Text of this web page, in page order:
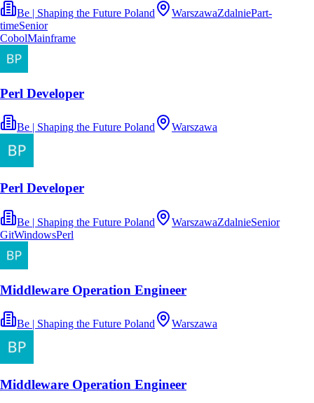
Be | Shaping the Future Poland
WarszawaZdalniePart-
timeSenior
CobolMainframe
Perl Developer
Be | Shaping the Future Poland Warszawa
Perl Developer
Be | Shaping the Future Poland WarszawaZdalnieSenior
GitWindowsPerl
Middleware Operation Engineer
Be | Shaping the Future Poland Warszawa
Middleware Operation Engineer